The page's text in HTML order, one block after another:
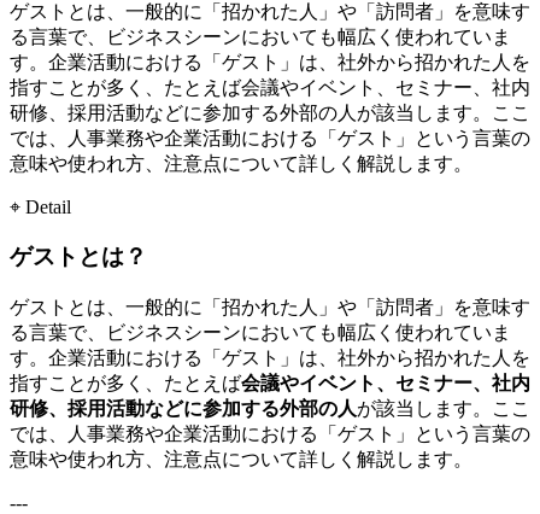
ゲストとは、一般的に「招かれた人」や「訪問者」を意味す
る言葉で、ビジネスシーンにおいても幅広く使われていま
す。企業活動における「ゲスト」は、社外から招かれた人を
指すことが多く、たとえば会議やイベント、セミナー、社内
研修、採用活動などに参加する外部の人が該当します。ここ
では、人事業務や企業活動における「ゲスト」という言葉の
意味や使われ方、注意点について詳しく解説します。
⌖ Detail
ゲストとは？
ゲストとは、一般的に「招かれた人」や「訪問者」を意味す
る言葉で、ビジネスシーンにおいても幅広く使われていま
す。企業活動における「ゲスト」は、社外から招かれた人を
指すことが多く、たとえば会議やイベント、セミナー、社内
研修、採用活動などに参加する外部の人が該当します。ここ
では、人事業務や企業活動における「ゲスト」という言葉の
意味や使われ方、注意点について詳しく解説します。
---